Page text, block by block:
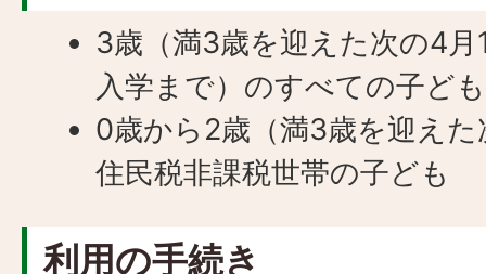
3歳（満3歳を迎えた次の4
入学まで）のすべての子ども
0歳から2歳（満3歳を迎え
住民税非課税世帯の子ども
利用の手続き